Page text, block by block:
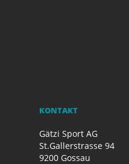
KONTAKT
Gätzi Sport AG
St.Gallerstrasse 94
9200 Gossau